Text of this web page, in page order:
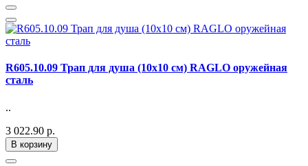
R605.10.09 Трап для душа (10х10 см) RAGLO оружейная
сталь
..
3 022.90 р.
В корзину